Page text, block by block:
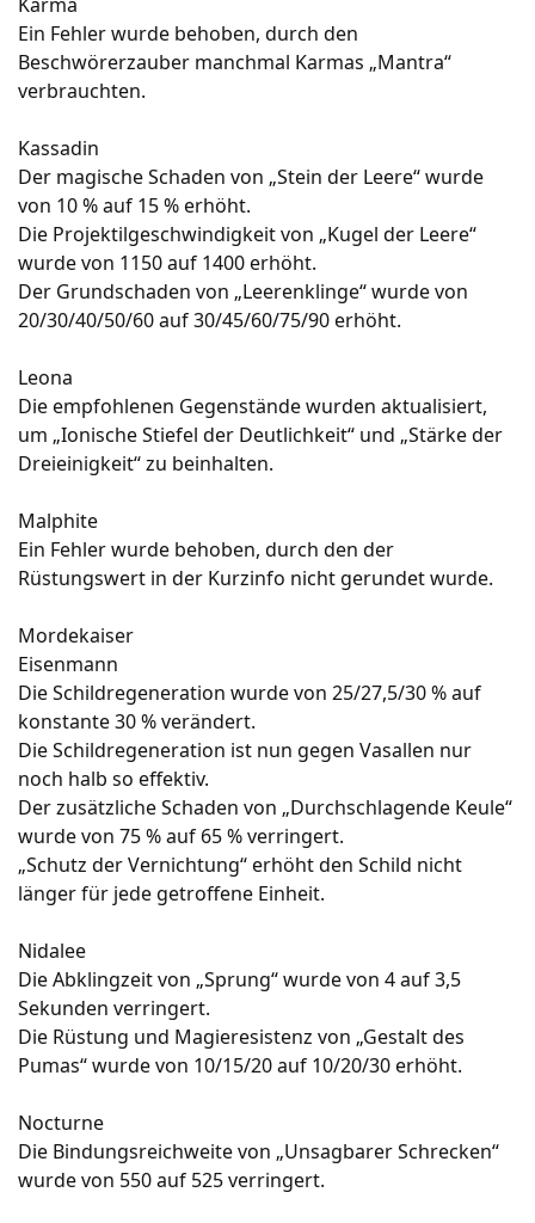
Ein Fehler wurde behoben, durch den
Beschwörerzauber manchmal Karmas „Mantra“
verbrauchten.
Kassadin
Der magische Schaden von „Stein der Leere“ wurde
von 10 % auf 15 % erhöht.
Die Projektilgeschwindigkeit von „Kugel der Leere“
wurde von 1150 auf 1400 erhöht.
Der Grundschaden von „Leerenklinge“ wurde von
20/30/40/50/60 auf 30/45/60/75/90 erhöht.
Leona
Die empfohlenen Gegenstände wurden aktualisiert,
um „Ionische Stiefel der Deutlichkeit“ und „Stärke der
Dreieinigkeit“ zu beinhalten.
Malphite
Ein Fehler wurde behoben, durch den der
Rüstungswert in der Kurzinfo nicht gerundet wurde.
Mordekaiser
Eisenmann
Die Schildregeneration wurde von 25/27,5/30 % auf
konstante 30 % verändert.
Die Schildregeneration ist nun gegen Vasallen nur
noch halb so effektiv.
Der zusätzliche Schaden von „Durchschlagende Keule“
wurde von 75 % auf 65 % verringert.
„Schutz der Vernichtung“ erhöht den Schild nicht
länger für jede getroffene Einheit.
Nidalee
Die Abklingzeit von „Sprung“ wurde von 4 auf 3,5
Sekunden verringert.
Die Rüstung und Magieresistenz von „Gestalt des
Pumas“ wurde von 10/15/20 auf 10/20/30 erhöht.
Nocturne
Die Bindungsreichweite von „Unsagbarer Schrecken“
wurde von 550 auf 525 verringert.